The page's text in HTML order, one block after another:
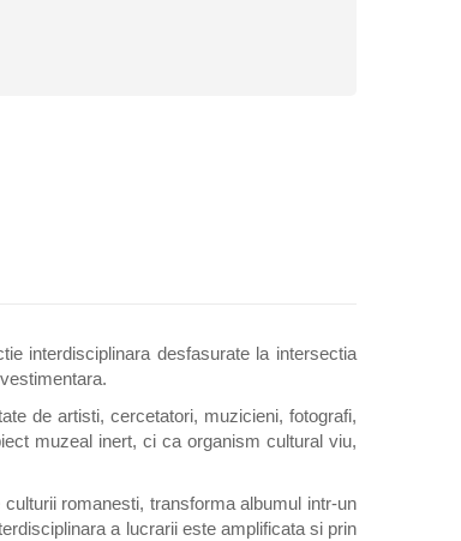
interdisciplinara desfasurate la intersectia
de artisti, cercetatori, muzicieni, fotografi,
muzeal inert, ci ca organism cultural viu,
romanesti, transforma albumul intr-un
a lucrarii este amplificata si prin